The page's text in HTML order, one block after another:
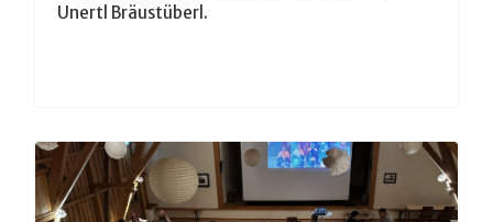
Unertl Bräustüberl.